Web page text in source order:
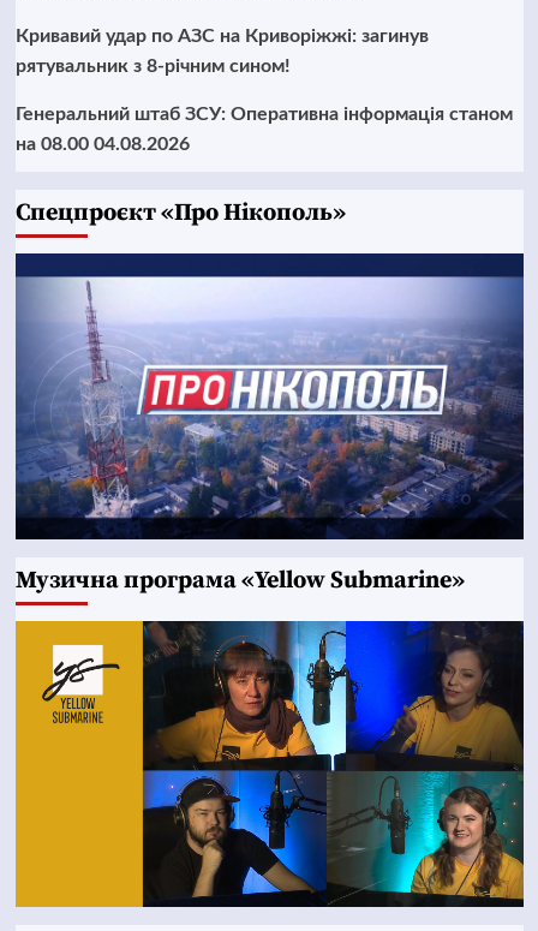
Кривавий удар по АЗС на Криворіжжі: загинув
рятувальник з 8-річним сином!
Генеральний штаб ЗСУ: Оперативна інформація станом
на 08.00 04.08.2026
Cпецпроєкт «Про Нікополь»
Музична програма «Yellow Submarine»